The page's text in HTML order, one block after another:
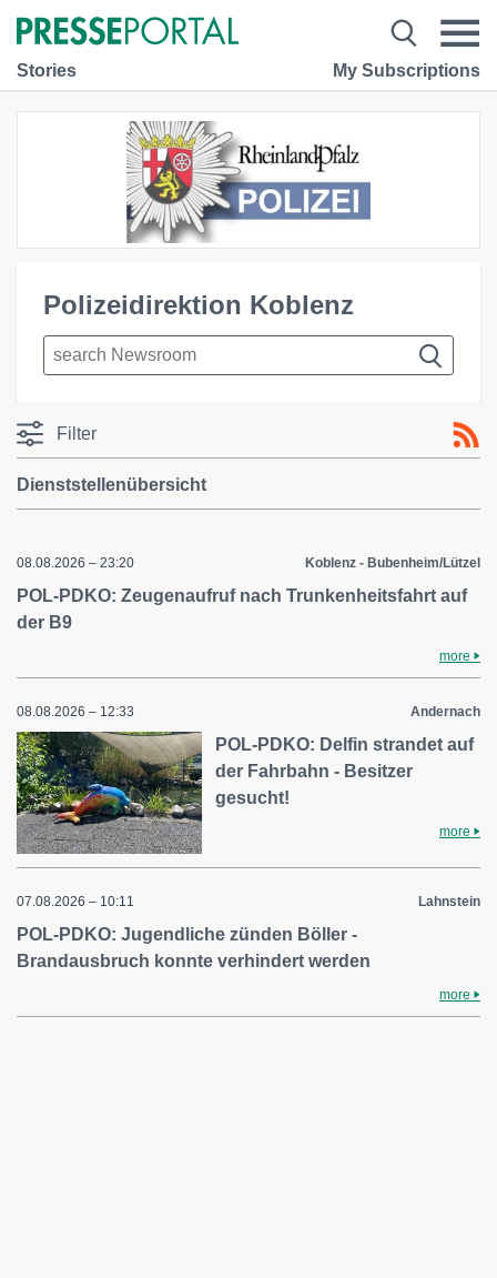
Stories My Subscriptions
Polizeidirektion Koblenz
Filter
Dienststellenübersicht
08.08.2026 – 23:20 Koblenz - Bubenheim/Lützel
POL-PDKO: Zeugenaufruf nach Trunkenheitsfahrt auf
der B9
more
08.08.2026 – 12:33 Andernach
POL-PDKO: Delfin strandet auf
der Fahrbahn - Besitzer
gesucht!
more
07.08.2026 – 10:11 Lahnstein
POL-PDKO: Jugendliche zünden Böller -
Brandausbruch konnte verhindert werden
more